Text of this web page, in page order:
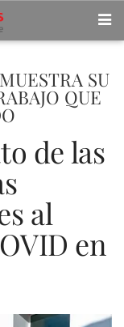
SU
QUE
de las
al
en